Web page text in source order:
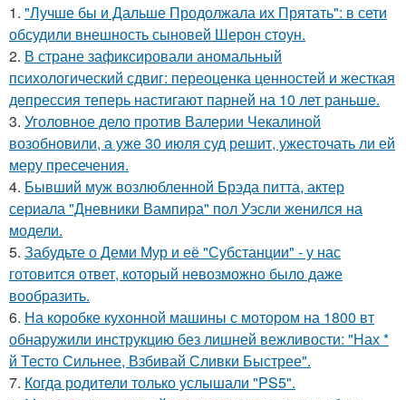
1. "Лучше бы и Дальше Продолжала их Прятать": в сети
обсудили внешность сыновей Шерон стоун.
2. В стране зафиксировали аномальный
психологический сдвиг: переоценка ценностей и жесткая
депрессия теперь настигают парней на 10 лет раньше.
3. Уголовное дело против Валерии Чекалиной
возобновили, а уже 30 июля суд решит, ужесточать ли ей
меру пресечения.
4. Бывший муж возлюбленной Брэда питта, актер
сериала "Дневники Вампира" пол Уэсли женился на
модели.
5. Забудьте о Деми Мур и её "Субстанции" - у нас
готовится ответ, который невозможно было даже
вообразить.
6. На коробке кухонной машины с мотором на 1800 вт
обнаружили инструкцию без лишней вежливости: "Нах *
й Тесто Сильнее, Взбивай Сливки Быстрее".
7. Когда родители только услышали "PS5".